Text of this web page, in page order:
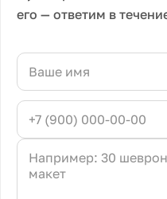
его — ответим в